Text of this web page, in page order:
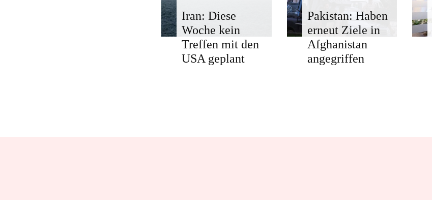
Iran: Diese
Woche kein
Treffen mit den
USA geplant
Pakistan: Haben
erneut Ziele in
Afghanistan
angegriffen